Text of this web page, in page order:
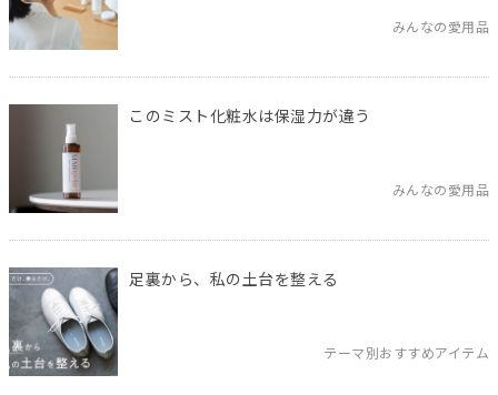
みんなの愛用品
このミスト化粧水は保湿力が違う
みんなの愛用品
足裏から、私の土台を整える
テーマ別おすすめアイテム